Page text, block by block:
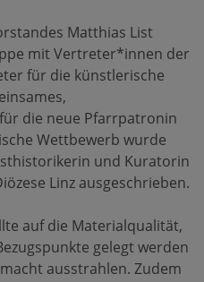
Matthias List
mit Vertreter*innen der
für die künstlerische
die neue Pfarrpatronin
Wettbewerb wurde
und Kuratorin
Linz ausgeschrieben.
auf die Materialqualität,
gelegt werden
ausstrahlen. Zudem